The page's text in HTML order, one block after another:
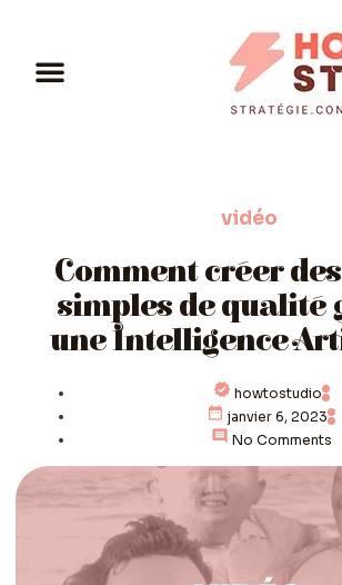
vidéo
Comment créer
simples de qualité
une Intelligence
howtostudio
janvier 6, 2023
No Comments